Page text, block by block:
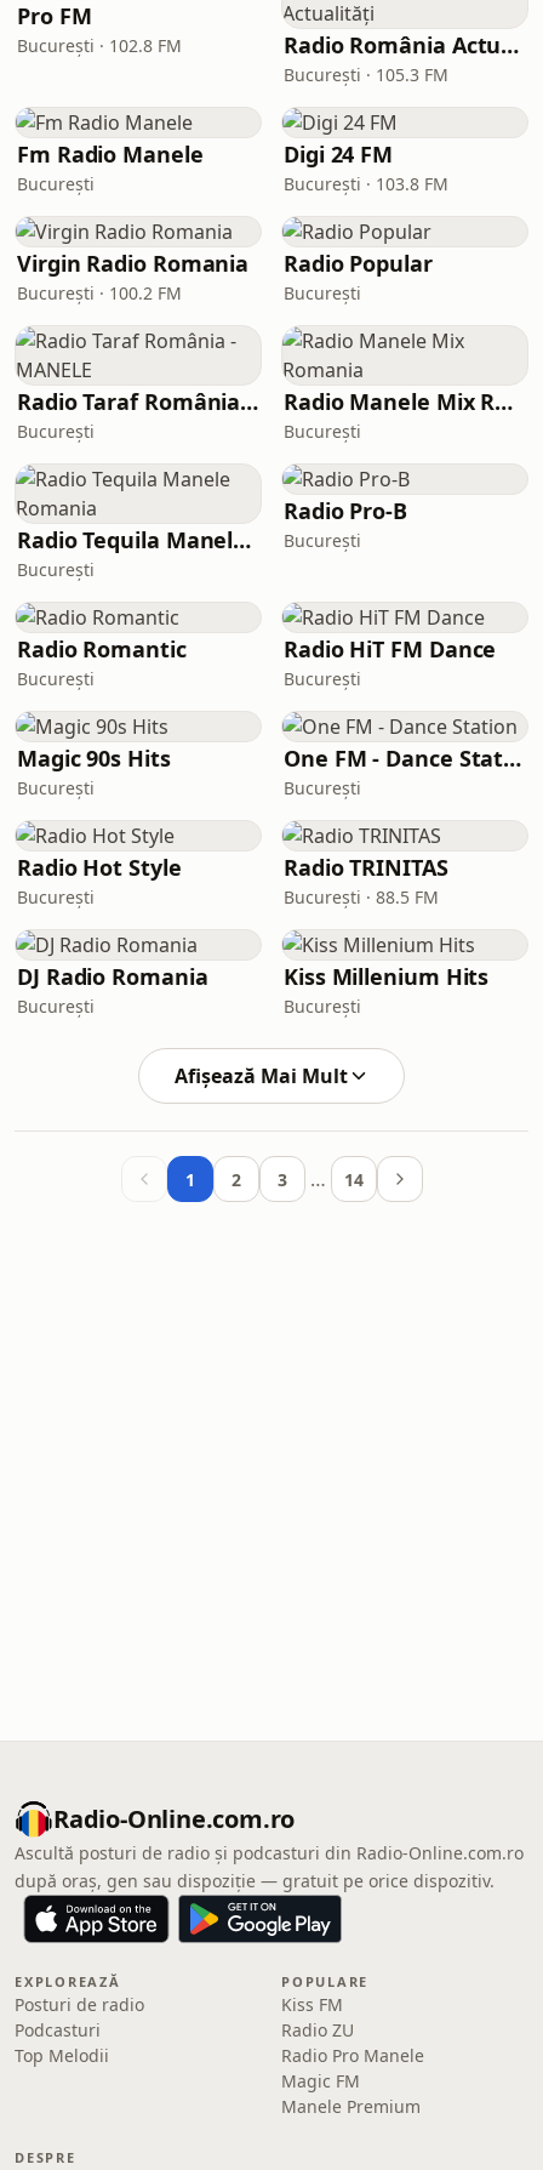
Pro FM
București · 102.8 FM Radio România Actualități
București · 105.3 FM
Fm Radio Manele
București
Digi 24 FM
București · 103.8 FM
Virgin Radio Romania
București · 100.2 FM
Radio Popular
București
Radio Taraf România - MANELE
București
Radio Manele Mix Romania
București
Radio Tequila Manele Romania
București
Radio Pro-B
București
Radio Romantic
București
Radio HiT FM Dance
București
Magic 90s Hits
București
One FM - Dance Station
București
Radio Hot Style
București
Radio TRINITAS
București · 88.5 FM
DJ Radio Romania
București
Kiss Millenium Hits
București
Afișează Mai Mult
1 2 3 … 14
Radio-Online.com.ro
Ascultă posturi de radio și podcasturi din Radio-Online.com.ro
după oraș, gen sau dispoziție — gratuit pe orice dispozitiv.
EXPLOREAZĂ
Posturi de radio
Podcasturi
Top Melodii
POPULARE
Kiss FM
Radio ZU
Radio Pro Manele
Magic FM
Manele Premium
DESPRE